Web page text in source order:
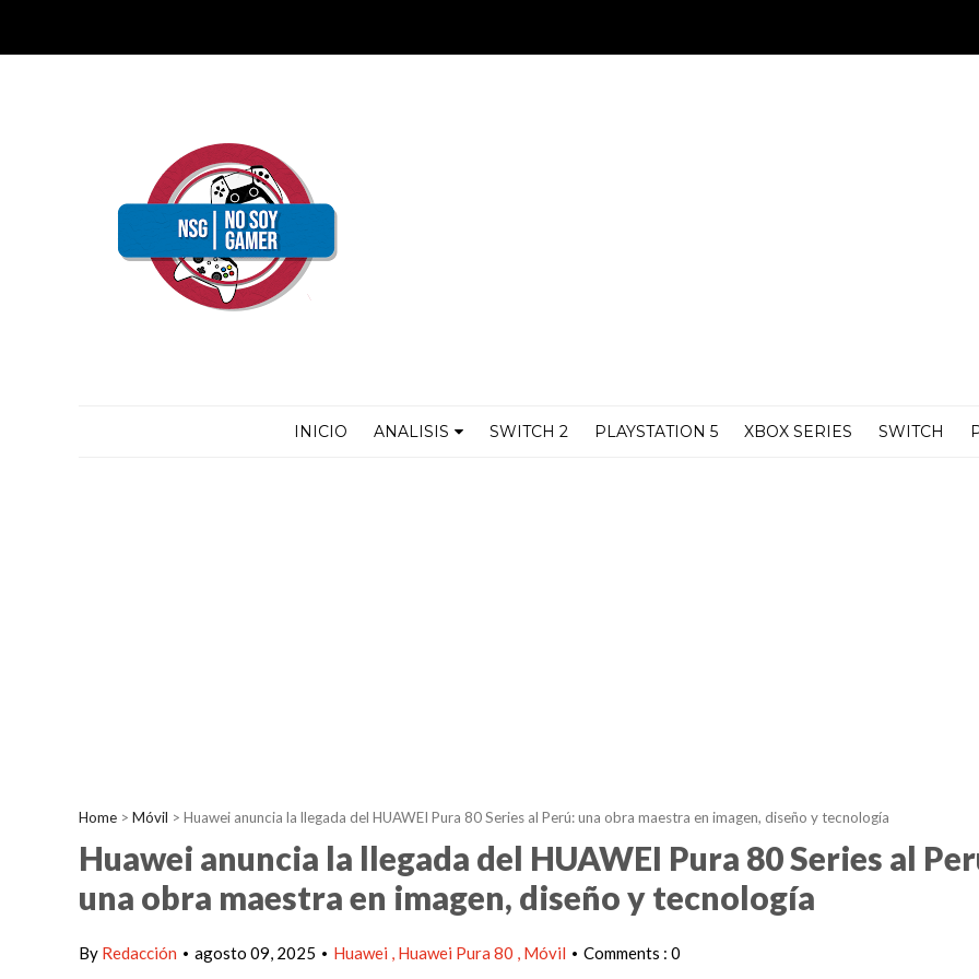
INICIO ANALISIS SWITCH 2 PLAYSTATION 5 XBOX SERIES SWITCH
Home > Móvil > Huawei anuncia la llegada del HUAWEI Pura 80 Series al Perú: una obra maestra en imagen, diseño y tecnología
Huawei anuncia la llegada del HUAWEI Pura 80 Series al
una obra maestra en imagen, diseño y tecnología
By Redacción • agosto 09, 2025 • Huawei Huawei Pura 80 Móvil • Comments : 0